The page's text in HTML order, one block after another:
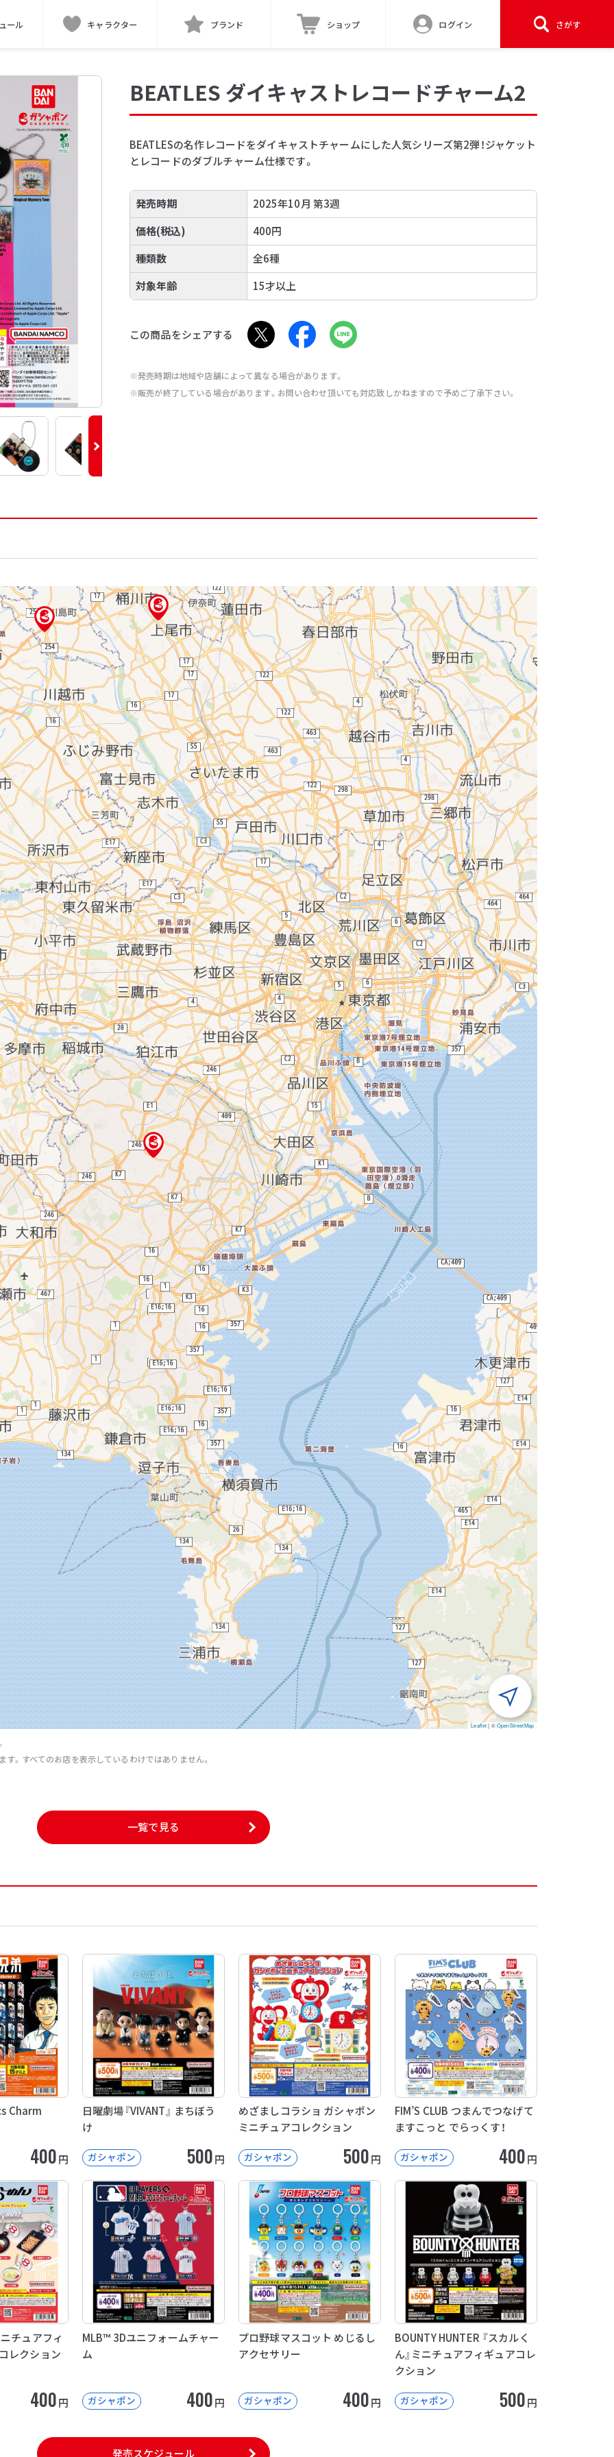
ール キャラクター ブランド ショップ ログイン さがす
BEATLES ダイキャストレコードチャーム2
BEATLESの名作レコードをダイキャストチャームにした人気シリーズ第2弾！ジャケット
とレコードのダブルチャーム仕様です。
発売時期
2025年10月 第3週
価格(税込)
400円
種類数
全6種
対象年齢
15才以上
この商品をシェアする
※発売時期は地域や店舗によって異なる場合があります。
※販売が終了している場合があります。お問い合わせ頂いても対応致しかねますので予めご了承下さい。
Leaflet | ©OpenStreetMap
。すべてのお店を表示しているわけではありません。
一覧で見る
Charm
400円
日曜劇場『VIVANT』 まちぼう
け
ガシャポン 500円
めざましコラショ ガシャポン
ミニチュアコレクション
ガシャポン 500円
FIM’S CLUB つまんでつなげて
ますこっと でらっくす！
ガシャポン 400円
チュアフィ
レクション
400円
MLB™ 3Dユニフォームチャー
ム
ガシャポン 400円
プロ野球マスコット めじるし
アクセサリー
ガシャポン 400円
BOUNTY HUNTER 『スカルく
ん』ミニチュアフィギュアコレ
クション
ガシャポン 500円
発売スケジュール